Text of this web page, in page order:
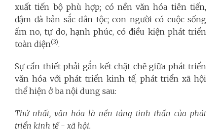
xuất tiến bộ phù hợp; có nền văn hóa tiên tiến,
đậm đà bản sắc dân tộc; con người có cuộc sống
ấm no, tự do, hạnh phúc, có điều kiện phát triển
toàn diện(3).
Sự cần thiết phải gắn kết chặt chẽ giữa phát triển
văn hóa với phát triển kinh tế, phát triển xã hội
thể hiện ở ba nội dung sau:
Thứ nhất, văn hóa là nền tảng tinh thần của phát
triển kinh tế - xã hội.